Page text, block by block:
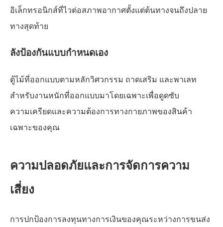
อิเล็กทรอนิกส์ที่ไวต่อสภาพอากาศตั้งแต่ต้นทางจนถึงปลาย
ทางสุดท้าย
ลังป้องกันแบบกำหนดเอง
ตู้ไม้ที่ออกแบบตามหลักวิศวกรรม ถาดเสริม และพาเลท
สำหรับงานหนักที่ออกแบบมาโดยเฉพาะเพื่อดูดซับ
ความเครียดและความต้องการทางกายภาพของสินค้า
เฉพาะของคุณ
ความปลอดภัยและการจัดการความ
เสี่ยง
การปกป้องการลงทุนทางการเงินของคุณระหว่างการขนส่ง